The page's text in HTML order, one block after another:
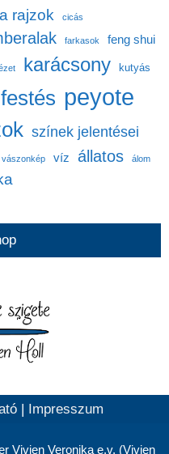
rajzok cicás
farkasok feng shui
karácsony kutyás
peyote
színek jelentései
vászonkép víz állatos álom
| Impresszum
Vivien Veronika e.v. (Vivien